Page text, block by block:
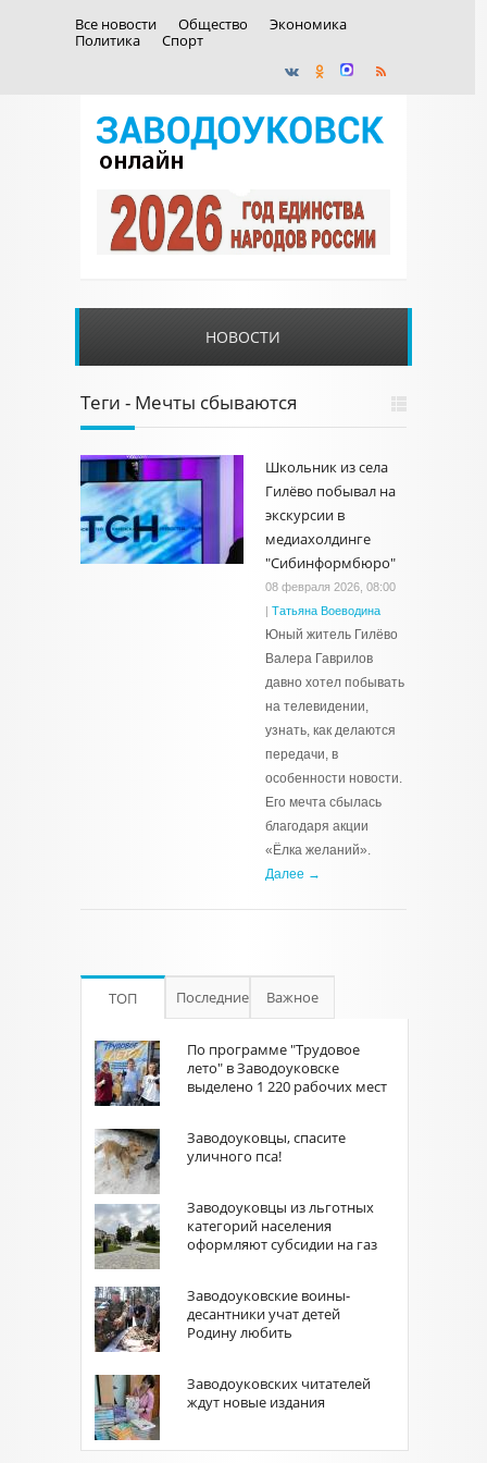
Все новости Общество
Экономика
Политика
Спорт
НОВОСТИ
Теги - Мечты сбываются
Школьник из села
Гилёво побывал на
экскурсии в
медиахолдинге
"Сибинформбюро"
08 февраля 2026, 08:00
| Татьяна Воеводина
Юный житель Гилёво
Валера Гаврилов
давно хотел побывать
на телевидении,
узнать, как делаются
передачи, в
особенности новости.
Его мечта сбылась
благодаря акции
«Ёлка желаний».
Далее →
ТОП Последние Важное
По программе "Трудовое
лето" в Заводоуковске
выделено 1 220 рабочих мест
Заводоуковцы, спасите
уличного пса!
Заводоуковцы из льготных
категорий населения
оформляют субсидии на газ
Заводоуковские воины-
десантники учат детей
Родину любить
Заводоуковских читателей
ждут новые издания